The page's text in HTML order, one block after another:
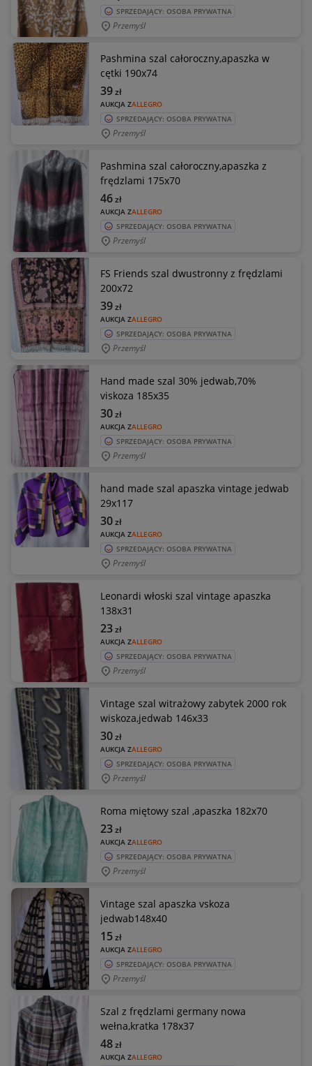
SPRZEDAJĄCY: OSOBA PRYWATNA
Przemyśl
Pashmina szal całoroczny,apaszka w
cętki 190x74
AUKCJA ZALLEGRO
39zł
SPRZEDAJĄCY: OSOBA PRYWATNA
Przemyśl
Pashmina szal całoroczny,apaszka z
frędzlami 175x70
AUKCJA ZALLEGRO
46zł
SPRZEDAJĄCY: OSOBA PRYWATNA
Przemyśl
FS Friends szal dwustronny z frędzlami
200x72
AUKCJA ZALLEGRO
39zł
SPRZEDAJĄCY: OSOBA PRYWATNA
Przemyśl
Hand made szal 30% jedwab,70%
viskoza 185x35
AUKCJA ZALLEGRO
30zł
SPRZEDAJĄCY: OSOBA PRYWATNA
Przemyśl
hand made szal apaszka vintage jedwab
29x117
AUKCJA ZALLEGRO
30zł
SPRZEDAJĄCY: OSOBA PRYWATNA
Przemyśl
Leonardi włoski szal vintage apaszka
138x31
AUKCJA ZALLEGRO
23zł
SPRZEDAJĄCY: OSOBA PRYWATNA
Przemyśl
Vintage szal witrażowy zabytek 2000 rok
wiskoza,jedwab 146x33
AUKCJA ZALLEGRO
30zł
SPRZEDAJĄCY: OSOBA PRYWATNA
Przemyśl
Roma miętowy szal ,apaszka 182x70
AUKCJA ZALLEGRO
23zł
SPRZEDAJĄCY: OSOBA PRYWATNA
Przemyśl
Vintage szal apaszka vskoza
jedwab148x40
AUKCJA ZALLEGRO
15zł
SPRZEDAJĄCY: OSOBA PRYWATNA
Przemyśl
Szal z frędzlami germany nowa
wełna,kratka 178x37
AUKCJA ZALLEGRO
48zł